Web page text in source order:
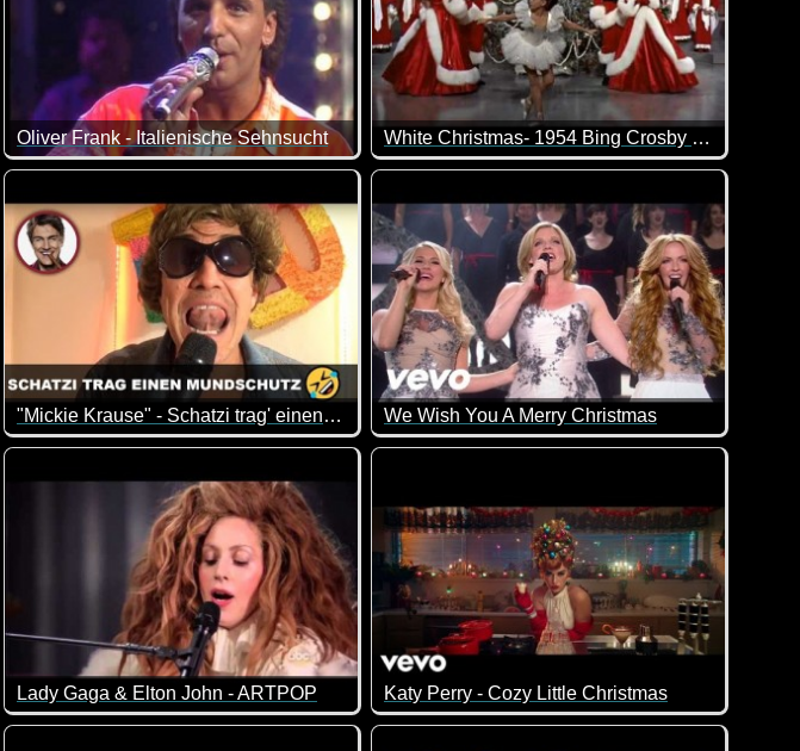
Oliver Frank - Italienische Sehnsucht White Christmas- 1954 Bing Crosby & Danny Kaye
"Mickie Krause" - Schatzi trag' einen Mundschutz (Schenk mir ein Foto)
Schatzi trag' einen Mundschutz! Mundschutz überm Gesicht!
We Wish You A Merry Christmas
:-)
Lady Gaga & Elton John - ARTPOP Katy Perry - Cozy Little Christmas